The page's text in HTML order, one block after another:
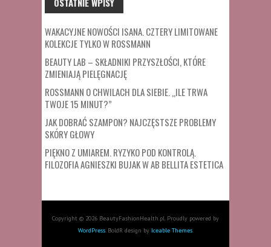
WAKACYJNE NOWOŚCI ISANA. CZTERY LIMITOWANE
KOLEKCJE TYLKO W ROSSMANN
BEAUTY LAB – SKŁADNIKI PRZYSZŁOŚCI, KTÓRE
ZMIENIAJĄ PIELĘGNACJĘ
ROSSMANN O CHWILACH DLA SIEBIE. „ILE TRWA
TWOJE 15 MINUT?”
JAK DOBRAĆ SZAMPON? NAJCZĘSTSZE PROBLEMY
SKÓRY GŁOWY
PIĘKNO Z UMIAREM. RYZYKO POD KONTROLĄ.
FILOZOFIA AGNIESZKI BUJAK W AB BELLITA ESTETICA
Copyright © 2026 BeautyFashionHealth.pl. Proudly powered by
WordPress. BoldR design by Iceable Themes.